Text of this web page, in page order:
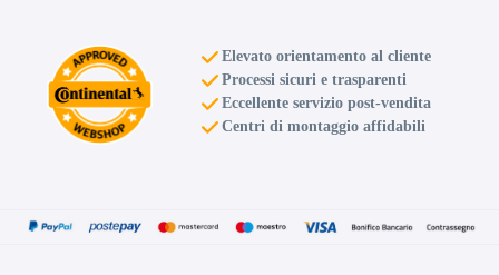
Elevato orientamento al cliente
Processi sicuri e trasparenti
Eccellente servizio post-vendita
Centri di montaggio affidabili